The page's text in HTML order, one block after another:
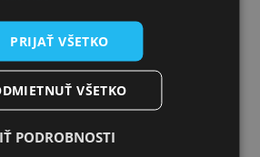
zo všetkých miest a obcí východného
aj odborný potenciál. Vychádzajúc z
obce oprávnene očakávajú, že Košice
VVS prinesie vysokú odbornosť a
pre VVS prínosom. Uchádzame sa
nekritickú oddanosť k primátorovi
nevnímajú od mesta s takým
kvalifikačný predpoklad
PRIJAŤ VŠETKO
VŠETKO
PODROBNOSTI